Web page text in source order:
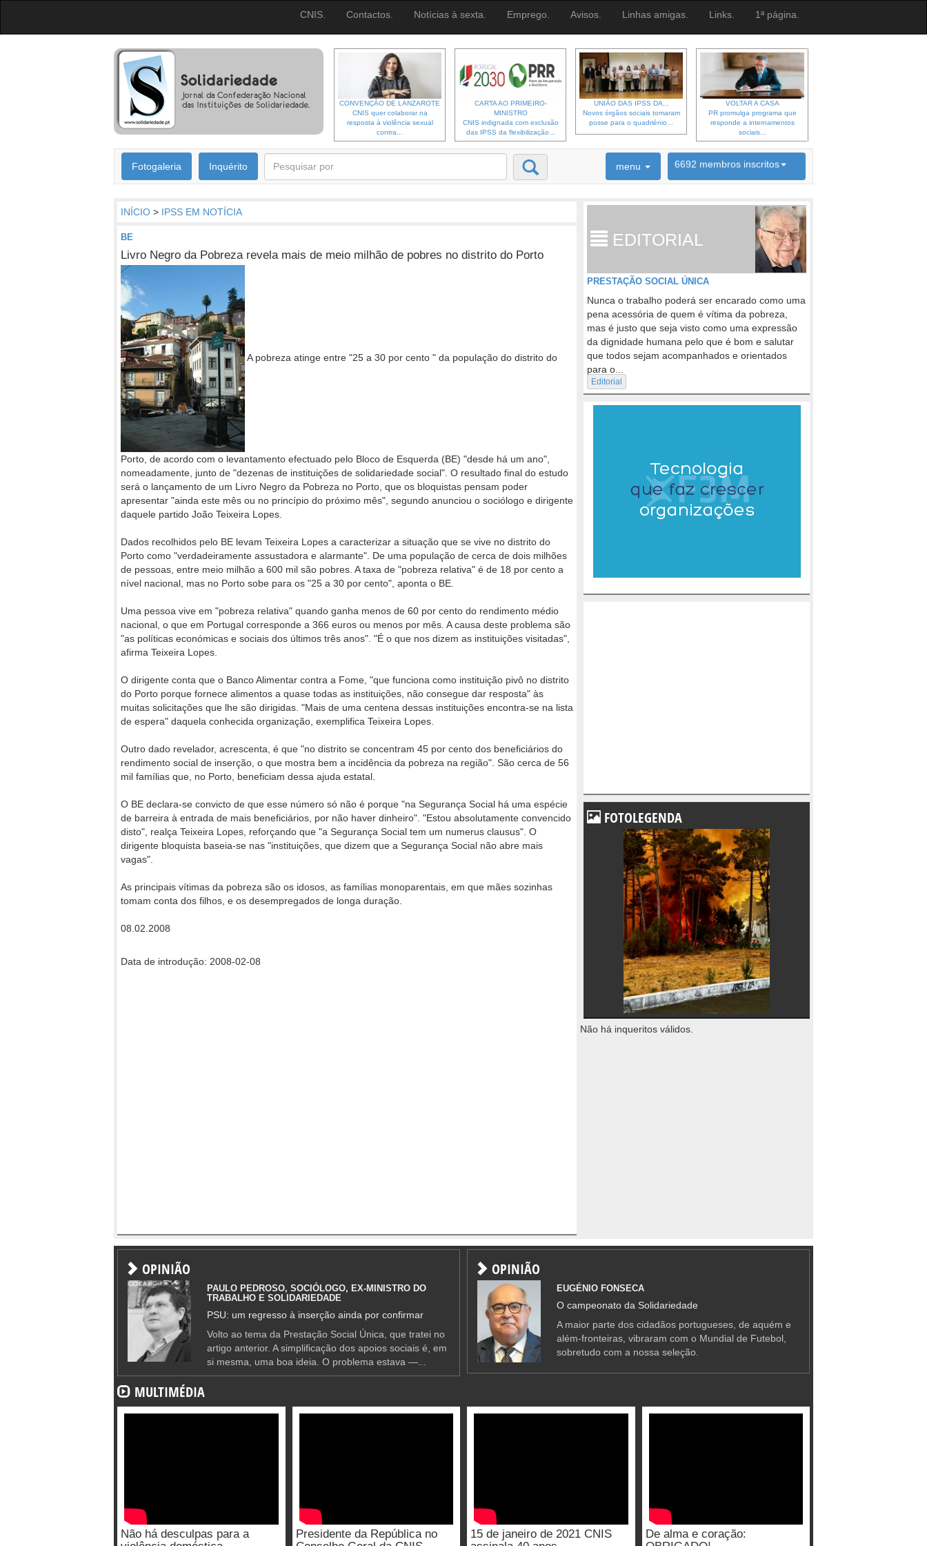
CNIS. Contactos. Notícias à sexta. Emprego. Avisos. Linhas amigas. Links. 1ª página.
CONVENÇÃO DE LANZAROTE
CNIS quer colaborar na
resposta à violência sexual
contra...
CARTA AO PRIMEIRO-
MINISTRO
CNIS indignada com exclusão
das IPSS da flexibilização...
UNIÃO DAS IPSS DA...
Novos órgãos sociais tomaram
posse para o quadriénio...
VOLTAR A CASA
PR promulga programa que
responde a internamentos
sociais...
Fotogaleria Inquérito menu 6692 membros inscritos
INÍCIO > IPSS EM NOTÍCIA
BE
Livro Negro da Pobreza revela mais de meio milhão de pobres no distrito do Porto
A pobreza atinge entre "25 a 30 por cento " da população do distrito do
Porto, de acordo com o levantamento efectuado pelo Bloco de Esquerda (BE) "desde há um ano",
nomeadamente, junto de "dezenas de instituições de solidariedade social". O resultado final do estudo
será o lançamento de um Livro Negro da Pobreza no Porto, que os bloquistas pensam poder
apresentar "ainda este mês ou no princípio do próximo mês", segundo anunciou o sociólogo e dirigente
daquele partido João Teixeira Lopes.
Dados recolhidos pelo BE levam Teixeira Lopes a caracterizar a situação que se vive no distrito do
Porto como "verdadeiramente assustadora e alarmante". De uma população de cerca de dois milhões
de pessoas, entre meio milhão a 600 mil são pobres. A taxa de "pobreza relativa" é de 18 por cento a
nível nacional, mas no Porto sobe para os "25 a 30 por cento", aponta o BE.
Uma pessoa vive em "pobreza relativa" quando ganha menos de 60 por cento do rendimento médio
nacional, o que em Portugal corresponde a 366 euros ou menos por mês. A causa deste problema são
"as políticas económicas e sociais dos últimos três anos". "É o que nos dizem as instituições visitadas",
afirma Teixeira Lopes.
O dirigente conta que o Banco Alimentar contra a Fome, "que funciona como instituição pivô no distrito
do Porto porque fornece alimentos a quase todas as instituições, não consegue dar resposta" às
muitas solicitações que lhe são dirigidas. "Mais de uma centena dessas instituições encontra-se na lista
de espera" daquela conhecida organização, exemplifica Teixeira Lopes.
Outro dado revelador, acrescenta, é que "no distrito se concentram 45 por cento dos beneficiários do
rendimento social de inserção, o que mostra bem a incidência da pobreza na região". São cerca de 56
mil famílias que, no Porto, beneficiam dessa ajuda estatal.
O BE declara-se convicto de que esse número só não é porque "na Segurança Social há uma espécie
de barreira à entrada de mais beneficiários, por não haver dinheiro". "Estou absolutamente convencido
disto", realça Teixeira Lopes, reforçando que "a Segurança Social tem um numerus clausus". O
dirigente bloquista baseia-se nas "instituições, que dizem que a Segurança Social não abre mais
vagas".
As principais vítimas da pobreza são os idosos, as famílias monoparentais, em que mães sozinhas
tomam conta dos filhos, e os desempregados de longa duração.
08.02.2008
Data de introdução: 2008-02-08
EDITORIAL
PRESTAÇÃO SOCIAL ÚNICA
Nunca o trabalho poderá ser encarado como uma
pena acessória de quem é vítima da pobreza,
mas é justo que seja visto como uma expressão
da dignidade humana pelo que é bom e salutar
que todos sejam acompanhados e orientados
para o...
Editorial
FOTOLEGENDA
Não há inqueritos válidos.
OPINIÃO
PAULO PEDROSO, SOCIÓLOGO, EX-MINISTRO DO
TRABALHO E SOLIDARIEDADE
PSU: um regresso à inserção ainda por confirmar
Volto ao tema da Prestação Social Única, que tratei no
artigo anterior. A simplificação dos apoios sociais é, em
si mesma, uma boa ideia. O problema estava —...
OPINIÃO
EUGÉNIO FONSECA
O campeonato da Solidariedade
A maior parte dos cidadãos portugueses, de aquém e
além-fronteiras, vibraram com o Mundial de Futebol,
sobretudo com a nossa seleção.
MULTIMÉDIA
Não há desculpas para a
Presidente da República no
15 de janeiro de 2021 CNIS
De alma e coração: